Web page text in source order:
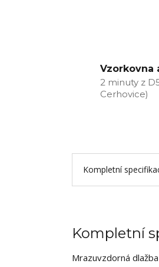
Vzorkovna
2 minuty z
Cerhovice)
Kompletní
Kompletní
Mrazuvzdorná